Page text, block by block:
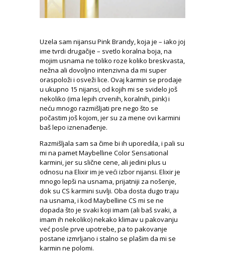
Uzela sam nijansu Pink Brandy, koja je – iako joj
ime tvrdi drugačije – svetlo koralna boja, na
mojim usnama ne toliko roze koliko breskvasta,
nežna ali dovoljno intenzivna da mi super
oraspoloži i osveži lice. Ovaj karmin se prodaje
u ukupno 15 nijansi, od kojih mi se svidelo još
nekoliko (ima lepih crvenih, koralnih, pink) i
neću mnogo razmišljati pre nego što se
počastim još kojom, jer su za mene ovi karmini
baš lepo iznenađenje.
Razmišljala sam sa čime bi ih uporedila, i pali su
mi na pamet Maybelline Color Sensational
karmini, jer su slične cene, ali jedini plus u
odnosu na Elixir im je veći izbor nijansi. Elixir je
mnogo lepši na usnama, prijatniji za nošenje,
dok su CS karmini suvlji. Oba dosta dugo traju
na usnama, i kod Maybelline CS mi se ne
dopada što je svaki koji imam (ali baš svaki, a
imam ih nekoliko) nekako klimav u pakovanju
već posle prve upotrebe, pa to pakovanje
postane izmrljano i stalno se plašim da mi se
karmin ne polomi.